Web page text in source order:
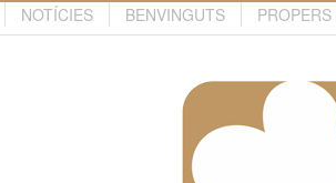
NOTÍCIES BENVINGUTS